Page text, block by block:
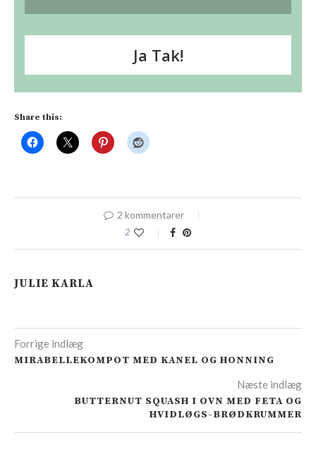
Ja Tak!
Share this:
2 kommentarer
2
JULIE KARLA
Forrige indlæg
MIRABELLEKOMPOT MED KANEL OG HONNING
Næste indlæg
BUTTERNUT SQUASH I OVN MED FETA OG
HVIDLØGS-BRØDKRUMMER